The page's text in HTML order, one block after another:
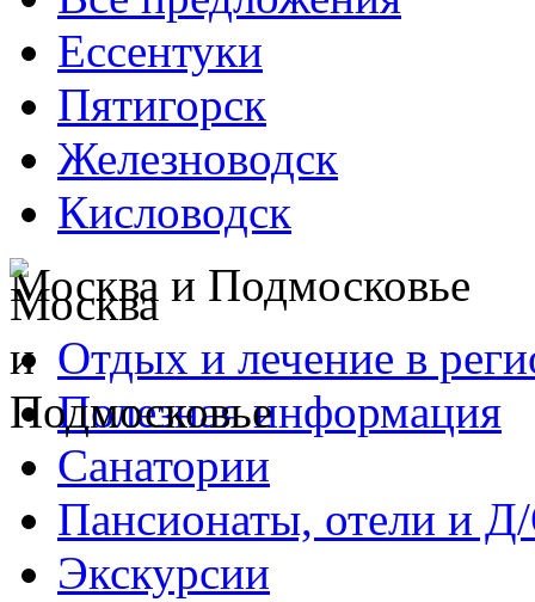
Ессентуки
Пятигорск
Железноводск
Кисловодск
Москва и Подмосковье
Отдых и лечение в
Полезная информация
Санатории
Пансионаты, отели и
Экскурсии